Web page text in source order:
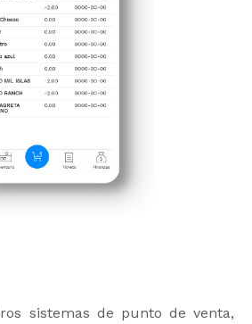
sistemas de punto de venta,